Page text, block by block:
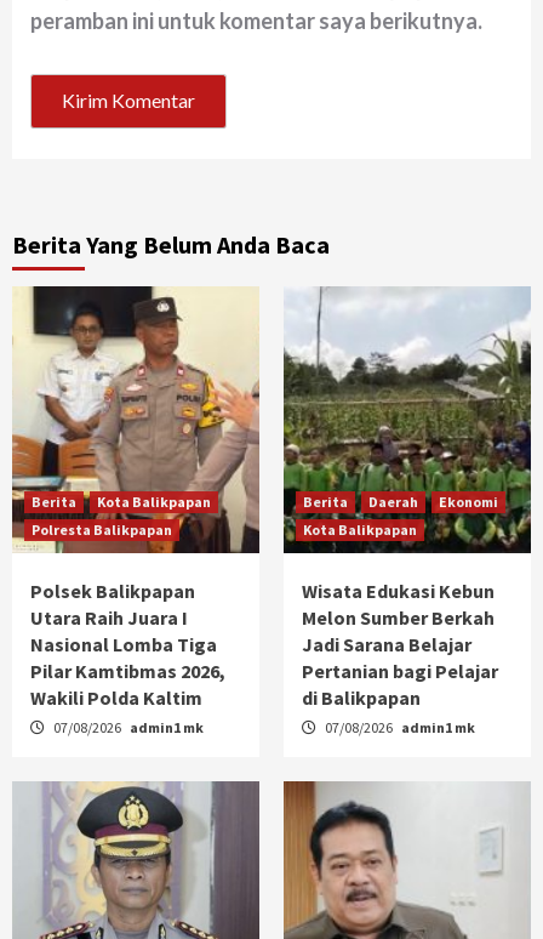
peramban ini untuk komentar saya berikutnya.
Berita Yang Belum Anda Baca
Berita
Kota Balikpapan
Polresta Balikpapan
Polsek Balikpapan
Utara Raih Juara I
Nasional Lomba Tiga
Pilar Kamtibmas 2026,
Wakili Polda Kaltim
07/08/2026 admin1 mk
Berita Daerah
Ekonomi
Kota Balikpapan
Wisata Edukasi Kebun
Melon Sumber Berkah
Jadi Sarana Belajar
Pertanian bagi Pelajar
di Balikpapan
07/08/2026 admin1 mk